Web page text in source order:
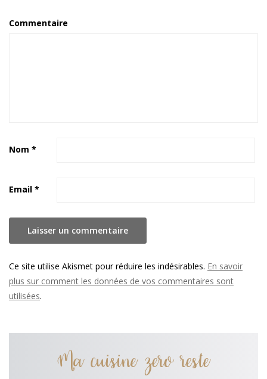
Commentaire
Nom *
Email *
Ce site utilise Akismet pour réduire les indésirables. En savoir
plus sur comment les données de vos commentaires sont
utilisées.
Ma cuisine zero reste